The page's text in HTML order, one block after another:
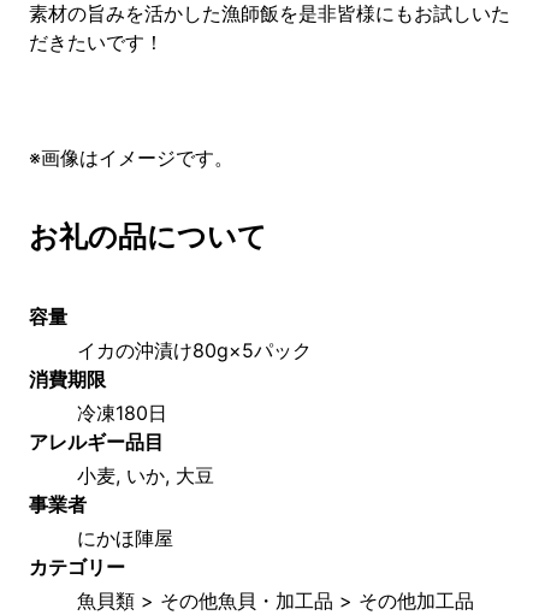
素材の旨みを活かした漁師飯を是非皆様にもお試しいた
だきたいです！
※画像はイメージです。
お礼の品について
容量
イカの沖漬け80g×5パック
消費期限
冷凍180日
アレルギー品目
小麦, いか, 大豆
事業者
にかほ陣屋
カテゴリー
魚貝類 > その他魚貝・加工品 > その他加工品